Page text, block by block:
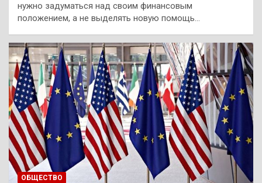
нужно задуматься над своим финансовым
положением, а не выделять новую помощь…
ОБЩЕСТВО